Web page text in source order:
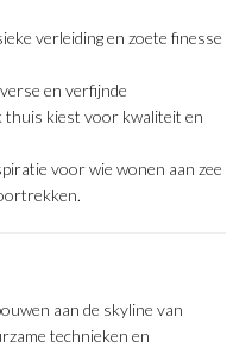
verleiding en zoete finesse
en verfijnde
kiest voor kwaliteit en
voor wie wonen aan zee
aan de skyline van
technieken en